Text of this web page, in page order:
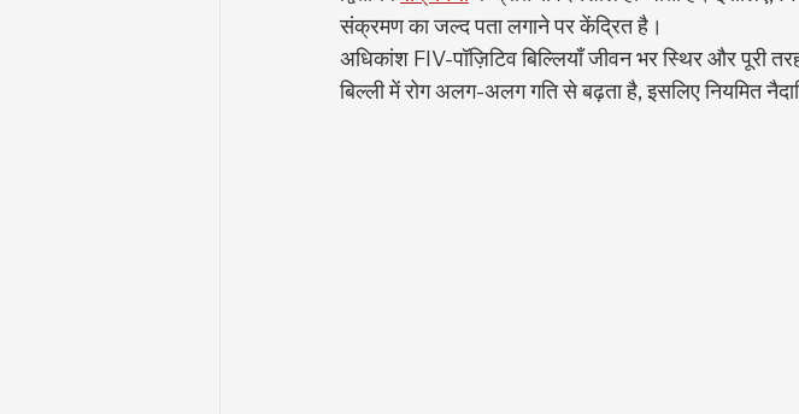
संक्रमण का जल्द पता लगाने पर केंद्रित है।
अधिकांश FIV-पॉज़िटिव बिल्लियाँ जीवन भर स्थिर और पूरी
बिल्ली में रोग अलग-अलग गति से बढ़ता है, इसलिए नियमित